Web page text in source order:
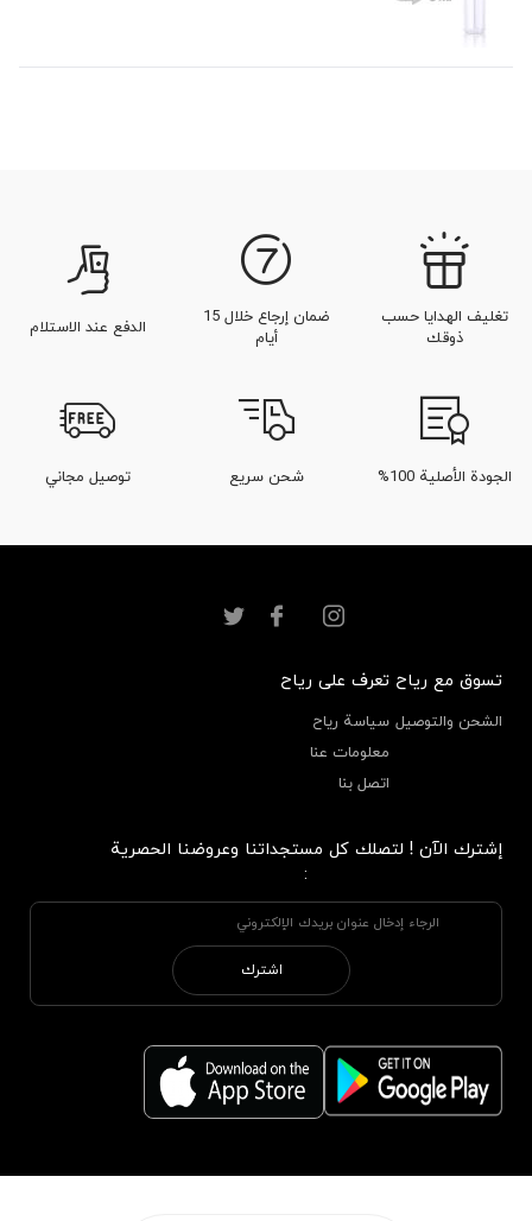
تغليف الهدايا حسب
ذوقك
ضمان إرجاع خلال 15
أيام
الدفع عند الاستلام
الجودة الأصلية 100% شحن سريع توصيل مجاني
تسوق مع رياح
الشحن والتوصيل
تعرف على رياح
سياسة رياح
معلومات عنا
اتصل بنا
إشترك الآن ! لتصلك كل مستجداتنا وعروضنا الحصرية
:
اشترك